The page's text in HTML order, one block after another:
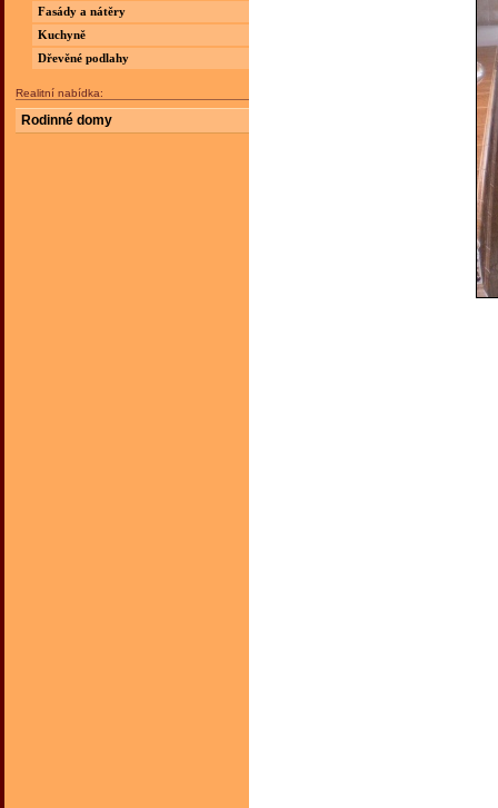
Fasády a nátěry
Kuchyně
Dřevěné podlahy
Realitní nabídka:
Rodinné domy